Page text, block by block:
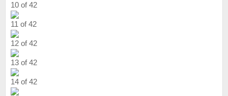
10 of 42
11 of 42
12 of 42
13 of 42
14 of 42